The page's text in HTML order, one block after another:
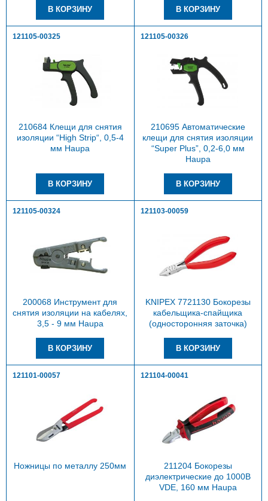
121105-00325
210684 Клещи для снятия
изоляции “High Strip“, 0,5-4
мм Haupa
121105-00326
210695 Автоматические
клещи для снятия изоляции
“Super Plus”, 0,2-6,0 мм
Haupa
121105-00324
200068 Инструмент для
снятия изоляции на кабелях,
3,5 - 9 мм Haupa
121103-00059
KNIPEX 7721130 Бокорезы
кабельщика-спайщика
(односторонняя заточка)
121101-00057
Ножницы по металлу 250мм
121104-00041
211204 Бокорезы
диэлектрические до 1000В
VDE, 160 мм Haupa